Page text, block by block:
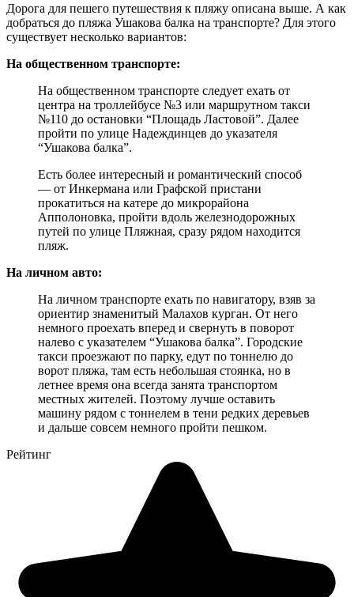
Дорога для пешего путешествия к пляжу описана выше. А как
добраться до пляжа Ушакова балка на транспорте? Для этого
существует несколько вариантов:
На общественном транспорте:
На общественном транспорте следует ехать от
центра на троллейбусе №3 или маршрутном такси
№110 до остановки “Площадь Ластовой”. Далее
пройти по улице Надеждинцев до указателя
“Ушакова балка”.
Есть более интересный и романтический способ
— от Инкермана или Графской пристани
прокатиться на катере до микрорайона
Апполоновка, пройти вдоль железнодорожных
путей по улице Пляжная, сразу рядом находится
пляж.
На личном авто:
На личном транспорте ехать по навигатору, взяв за
ориентир знаменитый Малахов курган. От него
немного проехать вперед и свернуть в поворот
налево с указателем “Ушакова балка”. Городские
такси проезжают по парку, едут по тоннелю до
ворот пляжа, там есть небольшая стоянка, но в
летнее время она всегда занята транспортом
местных жителей. Поэтому лучше оставить
машину рядом с тоннелем в тени редких деревьев
и дальше совсем немного пройти пешком.
Рейтинг